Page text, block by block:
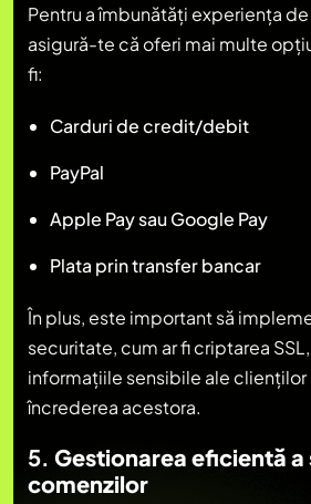
Pentru a îmbunătăți experiența
asigură-te că oferi mai multe
fi:
Carduri de credit/debit
PayPal
Apple Pay sau Google Pay
Plata prin transfer bancar
În plus, este important să
securitate, cum ar fi criptarea
informațiile sensibile ale clienților
încrederea acestora.
5. Gestionarea eficientă
comenzilor